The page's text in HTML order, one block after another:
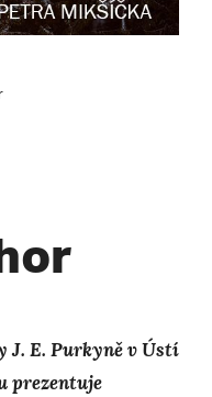
J. E. Purkyně v Ústí
prezentuje